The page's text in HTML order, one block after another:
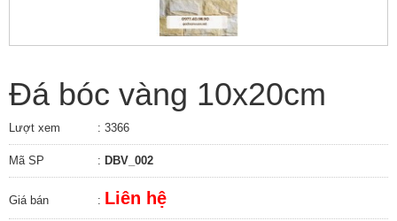
Đá bóc vàng 10x20cm
Lượt xem : 3366
Mã SP : DBV_002
Giá bán : Liên hệ